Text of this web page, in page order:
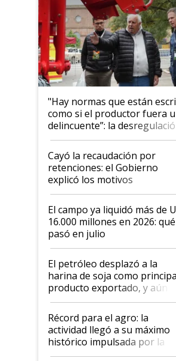
"Hay normas que están
como si el productor fuera
delincuente”: la
al Congreso Aapresid y
habló del financiamiento al
Cayó la recaudación por
retenciones: el Gobierno
explicó los motivos
El campo ya liquidó más de
16.000 millones en 2026: qué
pasó en julio
El petróleo desplazó a la
harina de soja como
producto exportado, y aún así
el agro aportó casi seis de
diez dólares y sostuvo el
liderazgo en un semestre
récord
Récord para el agro: la
actividad llegó a su máximo
histórico impulsada por la
cosecha y las exportaciones